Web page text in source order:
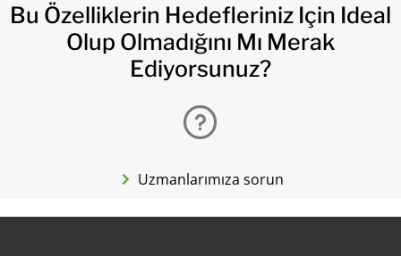
Bu Özelliklerin Hedefleriniz Için Ideal
Olup Olmadığını Mı Merak
Ediyorsunuz?
Uzmanlarımıza sorun